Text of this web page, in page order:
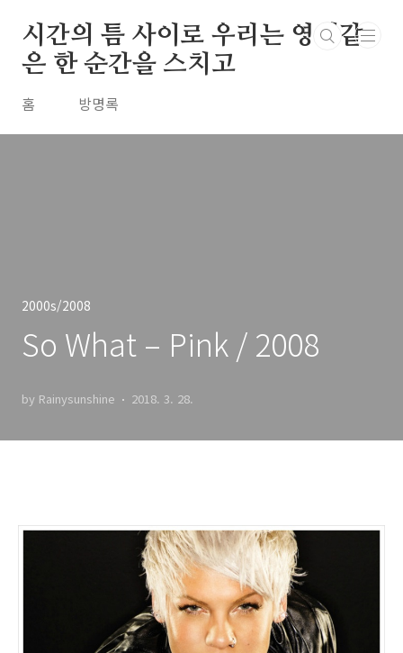
시간의 틈 사이로 우리는 영원같
은 한 순간을 스치고
홈 방명록
2000s/2008
So What – Pink / 2008
by Rainysunshine 2018. 3. 28.